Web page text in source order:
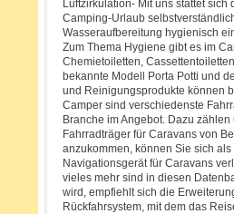
Luftzirkulation- Mit uns stattet
Camping-Urlaub
Wasseraufbereitung hygienisch
Zum Thema Hygiene gibt es im
Chemietoiletten,
bekannte Modell Porta Potti und
und Reinigungsprodukte können
Camper sind verschiedenste
Branche im Angebot. Dazu
Fahrradträger für Caravans von
anzukommen, können Sie sich
Navigationsgerät für Caravans
vieles mehr sind in diesen
wird, empfiehlt sich die
Rückfahrsystem, mit dem das